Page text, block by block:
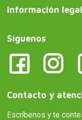
Información legal
Síguenos
Contacto y
Escríbenos y te